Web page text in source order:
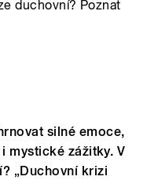
duchovní? Poznat
silné emoce,
mystické zážitky. V
„Duchovní krizi